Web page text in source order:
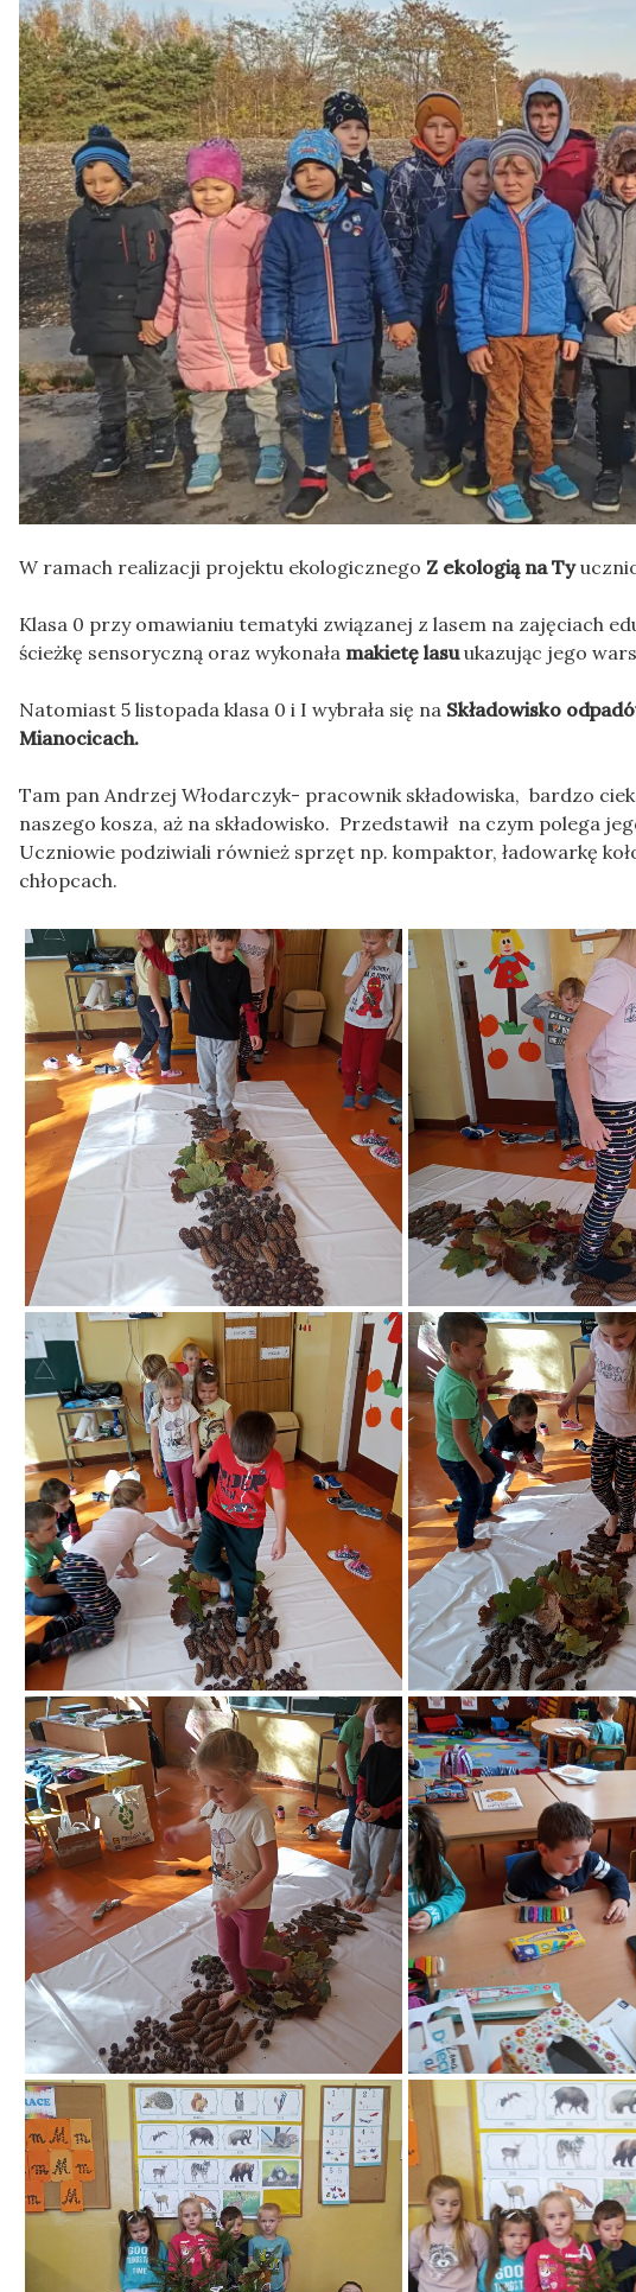
W ramach realizacji projektu ekologicznego Z ekologią na Ty
Klasa 0 przy omawianiu tematyki związanej z lasem na zajęciach
ścieżkę sensoryczną oraz wykonała makietę lasuukazując jego
Natomiast 5 listopada klasa 0 i I wybrała się na Składowisko
Mianocicach.
Tam pan Andrzej Włodarczyk- pracownik składowiska, bardzo
naszego kosza, aż na składowisko. Przedstawił na czym polega
Uczniowie podziwiali również sprzęt np. kompaktor, ładowarkę
chłopcach.